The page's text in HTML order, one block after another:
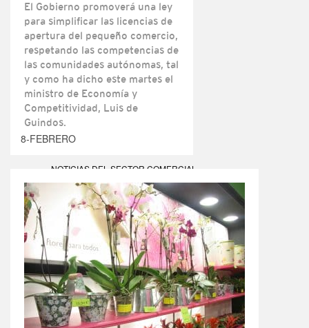
El Gobierno promoverá una ley
para simplificar las licencias de
apertura del pequeño comercio,
respetando las competencias de
las comunidades autónomas, tal
y como ha dicho este martes el
ministro de Economía y
Competitividad, Luis de
Guindos.
8-FEBRERO
NOTICIAS DEL SECTOR COMERCIAL